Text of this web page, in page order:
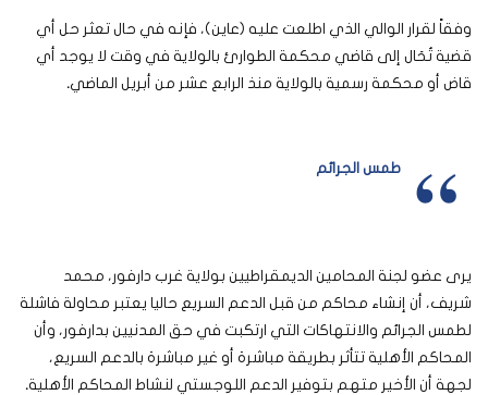
وفقاً لقرار الوالي الذي اطلعت عليه (عاين)، فإنه في حال تعثر حل أي
قضية تُحَال إلى قاضي محكمة الطوارئ بالولاية في وقت لا يوجد أي
قاض أو محكمة رسمية بالولاية منذ الرابع عشر من أبريل الماضي.
طمس الجرائم
يرى عضو لجنة المحامين الديمقراطيين بولاية غرب دارفور، محمد
شريف، أن إنشاء محاكم من قبل الدعم السريع حاليا يعتبر محاولة فاشلة
لطمس الجرائم والانتهاكات التي ارتكبت في حق المدنيين بدارفور، وأن
المحاكم الأهلية تتأثر بطريقة مباشرة أو غير مباشرة بالدعم السريع،
لجهة أن الأخير متهم بتوفير الدعم اللوجستي لنشاط المحاكم الأهلية.